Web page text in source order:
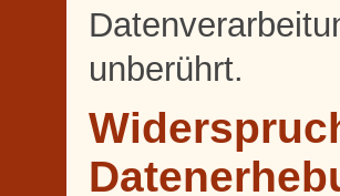
unberührt.